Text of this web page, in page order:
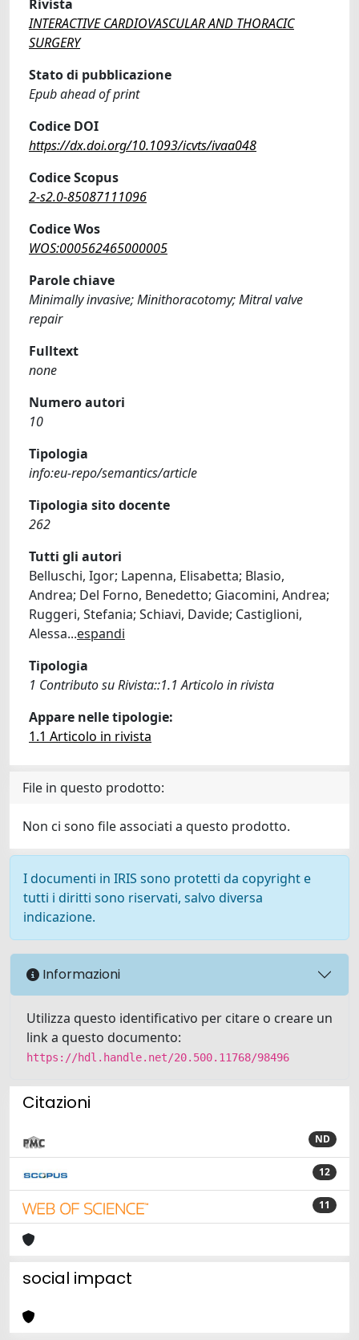
Rivista
INTERACTIVE CARDIOVASCULAR AND THORACIC
SURGERY
Stato di pubblicazione
Epub ahead of print
Codice DOI
https://dx.doi.org/10.1093/icvts/ivaa048
Codice Scopus
2-s2.0-85087111096
Codice Wos
WOS:000562465000005
Parole chiave
Minimally invasive; Minithoracotomy; Mitral valve
repair
Fulltext
none
Numero autori
10
Tipologia
info:eu-repo/semantics/article
Tipologia sito docente
262
Tutti gli autori
Belluschi, Igor; Lapenna, Elisabetta; Blasio,
Andrea; Del Forno, Benedetto; Giacomini, Andrea;
Ruggeri, Stefania; Schiavi, Davide; Castiglioni,
Alessa...espandi
Tipologia
1 Contributo su Rivista::1.1 Articolo in rivista
Appare nelle tipologie:
1.1 Articolo in rivista
File in questo prodotto:
Non ci sono file associati a questo prodotto.
I documenti in IRIS sono protetti da copyright e
tutti i diritti sono riservati, salvo diversa
indicazione.
Informazioni
Utilizza questo identificativo per citare o creare un
link a questo documento:
https://hdl.handle.net/20.500.11768/98496
Citazioni
ND
12
11
social impact